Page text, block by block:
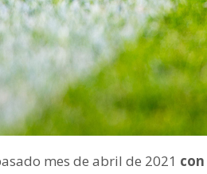
mes de abril de 2021